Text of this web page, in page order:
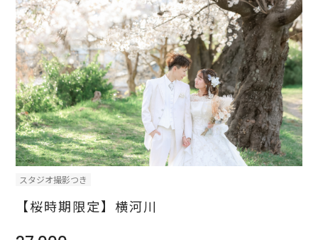
スタジオ撮影つき
【桜時期限定】横河川